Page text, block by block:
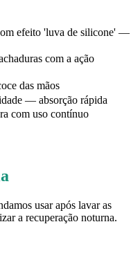
efeito 'luva de silicone' —
com a ação
das mãos
— absorção rápida
com uso contínuo
usar após lavar as
a recuperação noturna.